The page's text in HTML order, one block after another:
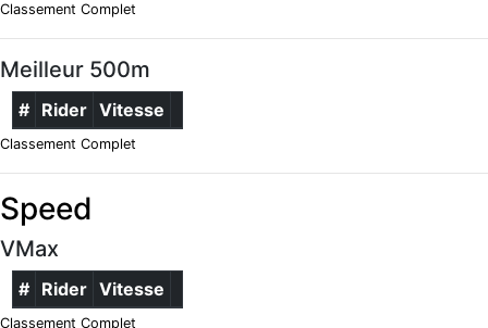
Classement Complet
Meilleur 500m
# Rider Vitesse
Classement Complet
Speed
VMax
# Rider Vitesse
Classement Complet